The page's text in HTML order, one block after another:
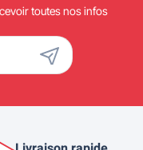
toutes nos infos